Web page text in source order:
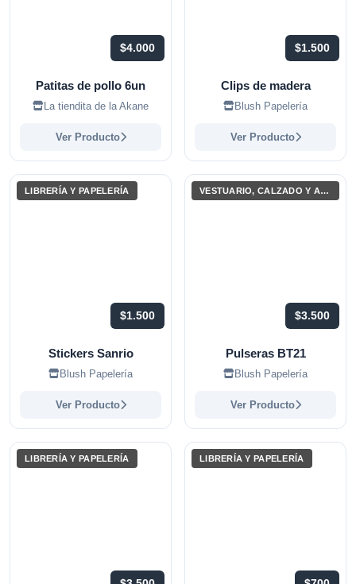
$4.000
Patitas de pollo 6un
La tiendita de la Akane
Ver Producto
$1.500
Clips de madera
Blush Papelería
Ver Producto
LIBRERÍA Y PAPELERÍA
$1.500
Stickers Sanrio
Blush Papelería
Ver Producto
VESTUARIO, CALZADO Y ACCESORIOS
$3.500
Pulseras BT21
Blush Papelería
Ver Producto
LIBRERÍA Y PAPELERÍA LIBRERÍA Y PAPELERÍA